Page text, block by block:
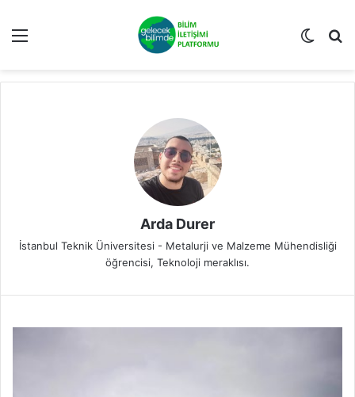
Dış
Arda Durer
İstanbul Teknik Üniversitesi - Metalurji ve Malzeme Mühendisliği
öğrencisi, Teknoloji meraklısı.